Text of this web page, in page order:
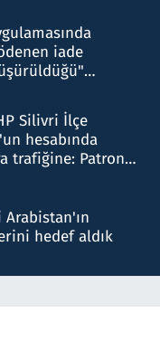
iade
Silivri İlçe
hesabında
trafiğine: Patron
hedef aldık